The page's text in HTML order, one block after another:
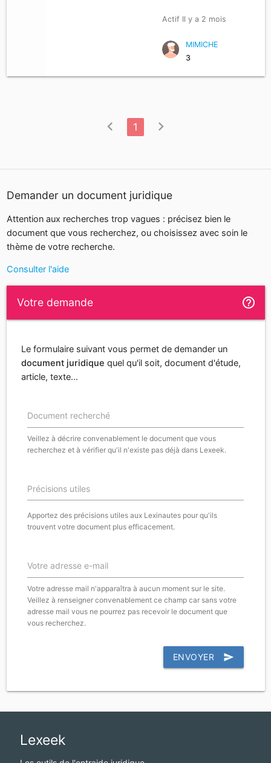
Actif Il y a 2 mois
MIMICHE
3
chevron_left 1 chevron_right
Demander un document juridique
Attention aux recherches trop vagues : précisez bien le
document que vous recherchez, ou choisissez avec soin le
thème de votre recherche.
Consulter l'aide
Votre demande help_outline
Le formulaire suivant vous permet de demander un
document juridique quel qu'il soit, document d'étude,
article, texte...
Document recherché
Veillez à décrire convenablement le document que vous
recherchez et à vérifier qu'il n'existe pas déjà dans Lexeek.
Précisions utiles
Apportez des précisions utiles aux Lexinautes pour qu'ils
trouvent votre document plus efficacement.
Votre adresse e-mail
Votre adresse mail n'apparaîtra à aucun moment sur le site.
Veillez à renseigner convenablement ce champ car sans votre
adresse mail vous ne pourrez pas recevoir le document que
vous recherchez.
ENVOYER send
Lexeek